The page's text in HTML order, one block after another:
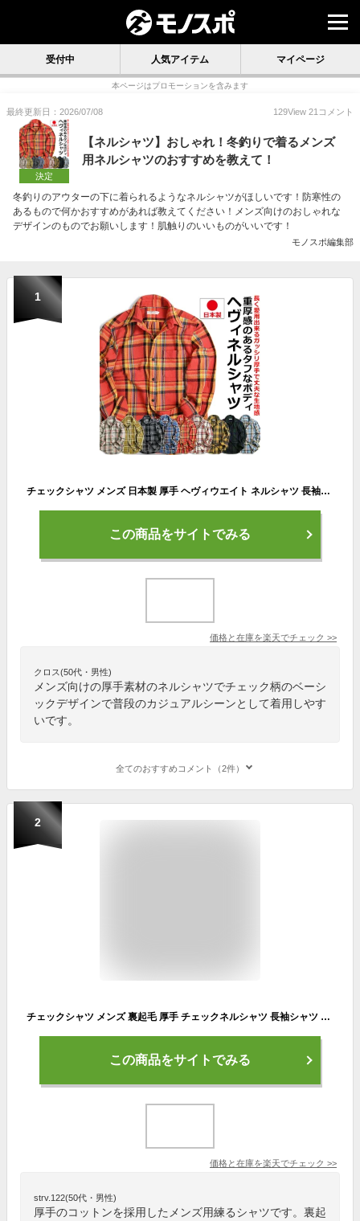
受付中 人気アイテム マイページ
本ページはプロモーションを含みます
最終更新日：2026/07/08 129View 21 コメント
決定
【ネルシャツ】おしゃれ！冬釣りで着るメンズ
用ネルシャツのおすすめを教えて！
冬釣りのアウターの下に着られるようなネルシャツがほしいです！防寒性の
あるもので何かおすすめがあれば教えてください！メンズ向けのおしゃれな
デザインのものでお願いします！肌触りのいいものがいいです！
モノスポ編集部
1
チェックシャツ メンズ 日本製 厚手 ヘヴィウエイト ネルシャツ 長袖シャツ ヘビーネルシャツ リラックスシルエット アメカジ 秋冬 VINTAGE EL
この商品をサイトでみる
価格と在庫を楽天でチェック >>
クロス(50代・男性)
メンズ向けの厚手素材のネルシャツでチェック柄のベーシ
ックデザインで普段のカジュアルシーンとして着用しやす
いです。
全てのおすすめコメント（2件）
2
チェックシャツ メンズ 裏起毛 厚手 チェックネルシャツ 長袖シャツ 暖かい ヘビーウェイト アメカジ 冬用 冬服 オシャレ メンズファッション チェック柄シャツ sk
この商品をサイトでみる
価格と在庫を楽天でチェック >>
strv.122(50代・男性)
厚手のコットンを採用したメンズ用練るシャツです。裏起